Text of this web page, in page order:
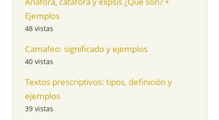
Ejemplos
48 vistas
Camafeo: significado y ejemplos
40 vistas
Textos prescriptivos: tipos, definición y
ejemplos
39 vistas